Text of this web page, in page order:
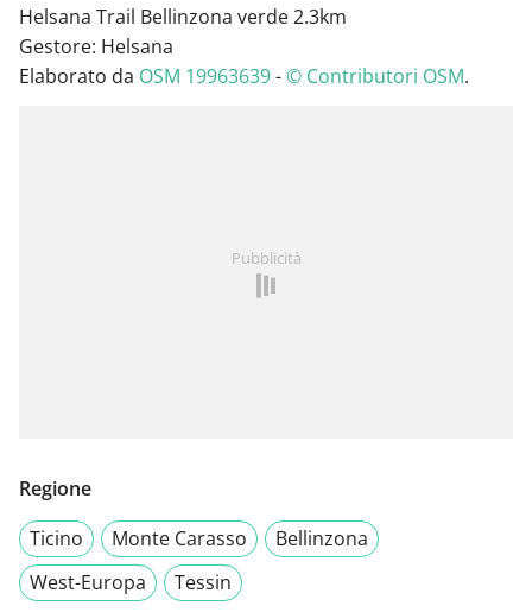
Helsana Trail Bellinzona verde 2.3km
Gestore: Helsana
Elaborato da OSM 19963639-© Contributori OSM.
Pubblicità
Regione
Ticino
Monte Carasso
Bellinzona
West-Europa
Tessin